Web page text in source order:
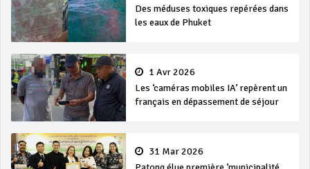
Des méduses toxiques repérées dans
les eaux de Phuket
1 Avr 2026
Les ‘caméras mobiles IA’ repèrent un
français en dépassement de séjour
31 Mar 2026